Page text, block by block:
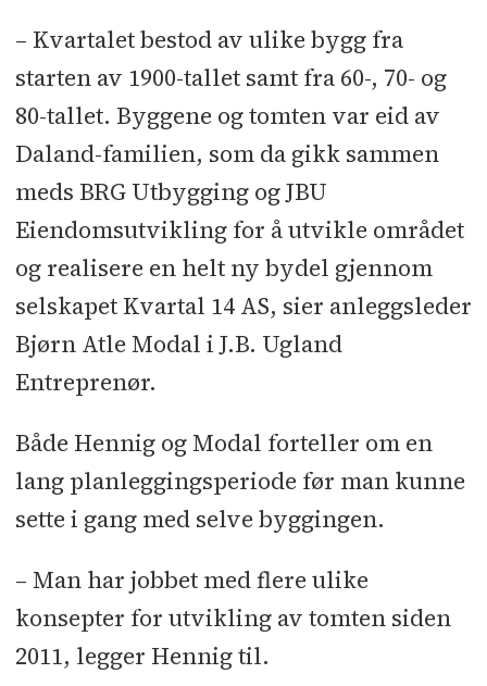
Rørlegger: Egeland Rørl Elektro:
Bravida lGrunnarbeid: Ager-Wick l
Utomhus: Oveland Utemiljøl
Hulldekker: Heidelberg Materials
PrefablStål­arbeid: Sør Maskinering
Ytterveggselementer: Smith
ByggesystemerlTaktekking:
Derbitak Malco lRekkverk: Safe Exit
lMaling, gulv og flytavretting: Malco
lSystemvegger, himlinger,
granittarbeid: FS MurlGlass/alu:
Tore AndersenlDører, lås og beslag:
Norlockl Branntetting og -isolering:
Solavskjerming: KvintBlendex
Storkjøkken: MetoslFrys og kjøl:
Agder VentilasjonlStillas:
– Kvartalet bestod av ulike bygg fra
starten av 1900-tallet samt fra 60-, 70- og
80-tallet. Byggene og tomten var eid av
Daland-familien, som da gikk sammen
meds BRG Utbygging og JBU
Eiendomsutvikling for å utvikle området
og realisere en helt ny bydel gjennom
selskapet Kvartal 14 AS, sier anleggsleder
Bjørn Atle Modal i J.B. Ugland
Entreprenør.
Både Hennig og Modal forteller om en
lang planleggingsperiode før man kunne
sette i gang med selve byggingen.
– Man har jobbet med flere ulike
konsepter for utvikling av tomten siden
2011, legger Hennig til.